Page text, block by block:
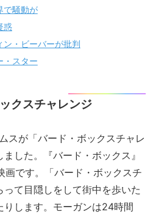
で騒動が
惑
ン・ビーバーが批判
・スター
クスチャレンジ
スが「バード・ボックスチャレ
した。『バード・ボックス』
です。「バード・ボックスチ
て目隠しをして街中を歩いた
りします。モーガンは24時間